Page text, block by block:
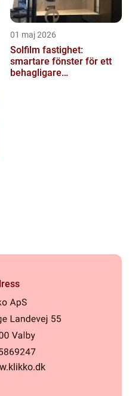
01 maj 2026
Solfilm fastighet:
smartare fönster för ett
behagligare